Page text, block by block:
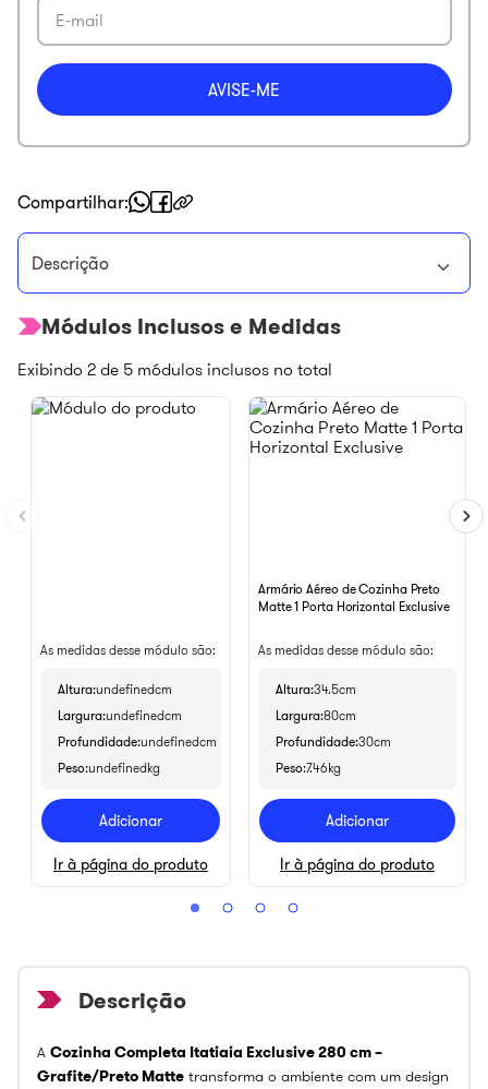
Compartilhar
Descrição
Módulos Inclusos e Medidas
Exibindo 2 de 5 módulos inclusos no total
As medidas desse módulo são:
Altura undefinedcm
Largura undefinedcm
Profundidade undefinedcm
Peso undefinedkg
Adicionar
Ir à página do produto
Armário Aéreo de Cozinha Preto
Matte 1 Porta Horizontal Exclusive
As medidas desse módulo são:
Altura 34.5cm
Largura 80cm
Profundidade 30cm
Peso 7.46kg
Adicionar
Ir à página do produto
A Cozinha Completa Itatiaia Exclusive 280 cm –
Grafite/Preto Matte transforma o ambiente com um design